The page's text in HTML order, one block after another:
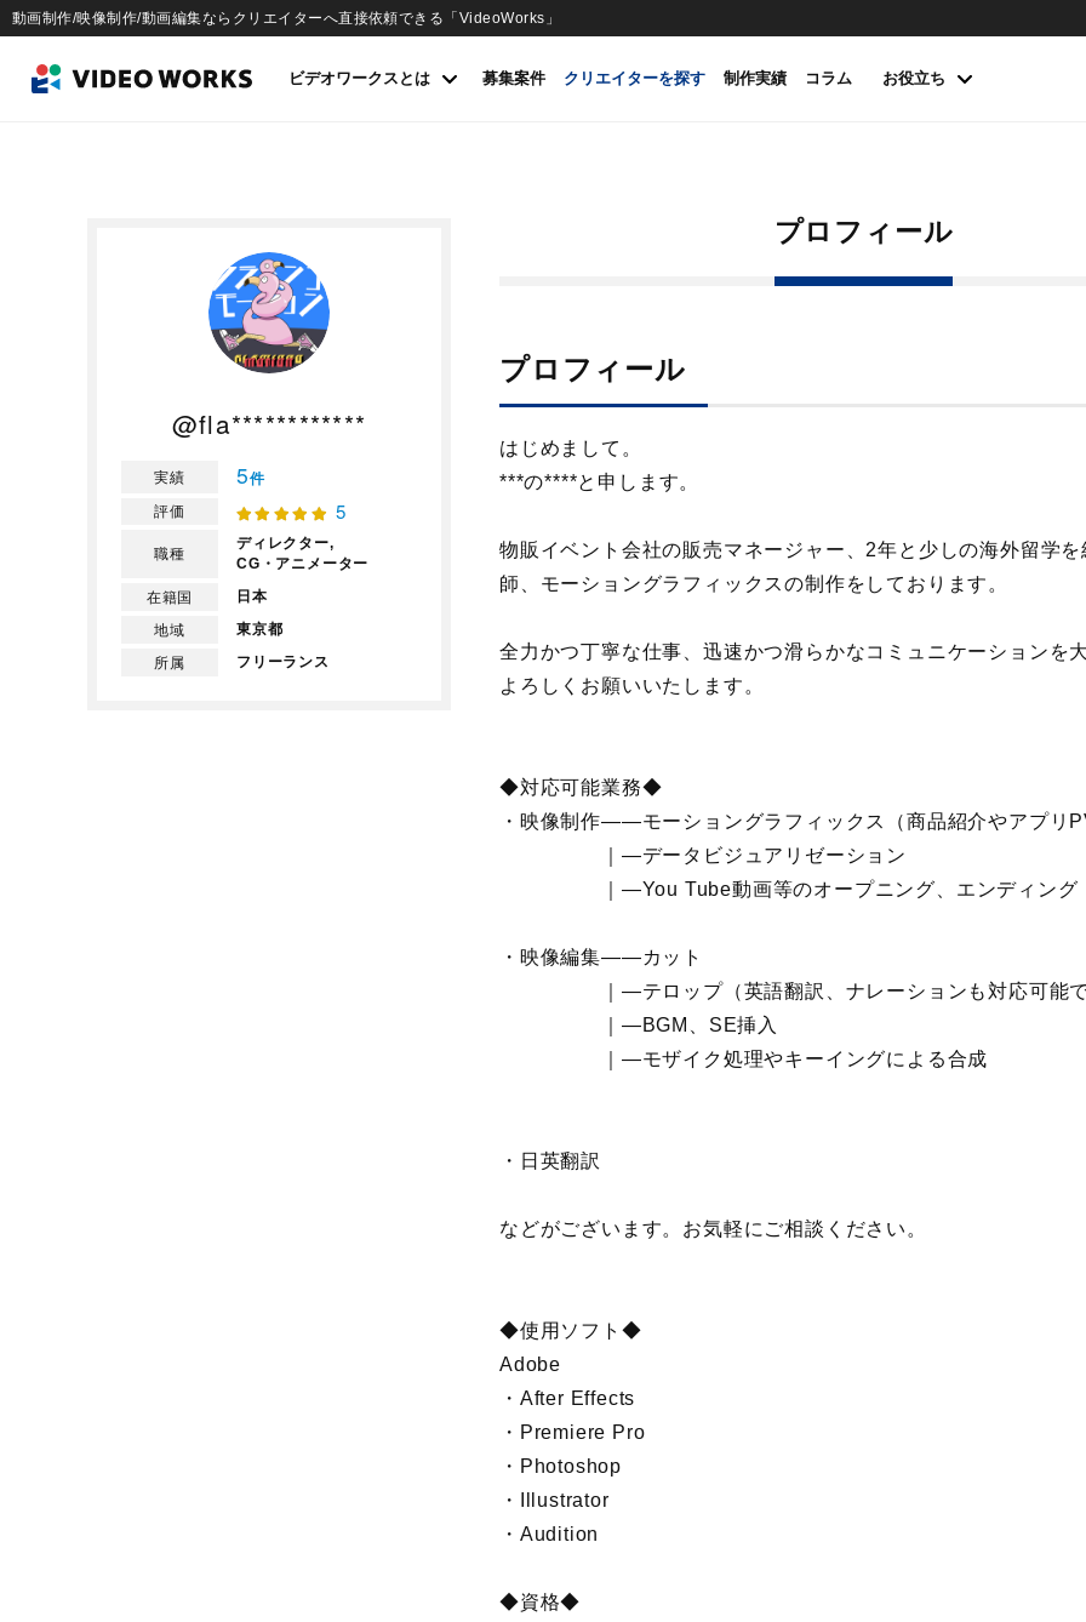
動画制作/映像制作/動画編集ならクリエイターへ直接依頼できる「VideoWorks」
ビデオワークスとは 募集案件 クリエイターを探す 制作実績 コラム お役立ち
@fla************
実績 5件
評価
5
職種
ディレクター,
CG・アニメーター
在籍国
日本
地域
東京都
所属
フリーランス
プロフィール
プロフィール
はじめまして。
***の****と申します。
物販イベント会社の販売マネージャー、2年と少しの海外留学
師、モーショングラフィックスの制作をしております。
全力かつ丁寧な仕事、迅速かつ滑らかなコミュニケーションを
よろしくお願いいたします。
◆対応可能業務◆
・映像制作――モーショングラフィックス（商品紹介やアプリ
｜―データビジュアリゼーション
｜―You Tube動画等のオープニング、エンディング
・映像編集――カット
｜―テロップ（英語翻訳、ナレーションも対応可能
｜―BGM、SE挿入
｜―モザイク処理やキーイングによる合成
・日英翻訳
などがございます。お気軽にご相談ください。
◆使用ソフト◆
Adobe
・After Effects
・Premiere Pro
・Photoshop
・Illustrator
・Audition
◆資格◆